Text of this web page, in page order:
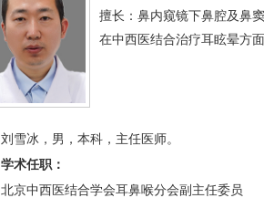
擅长：鼻内窥镜下鼻腔及鼻
在中西医结合治疗耳眩晕方
刘雪冰，男，本科，主任医师。
学术任职：
北京中西医结合学会耳鼻喉分会副主任委员